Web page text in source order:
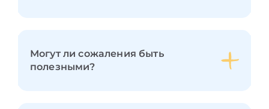
Могут ли сожаления быть
полезными?